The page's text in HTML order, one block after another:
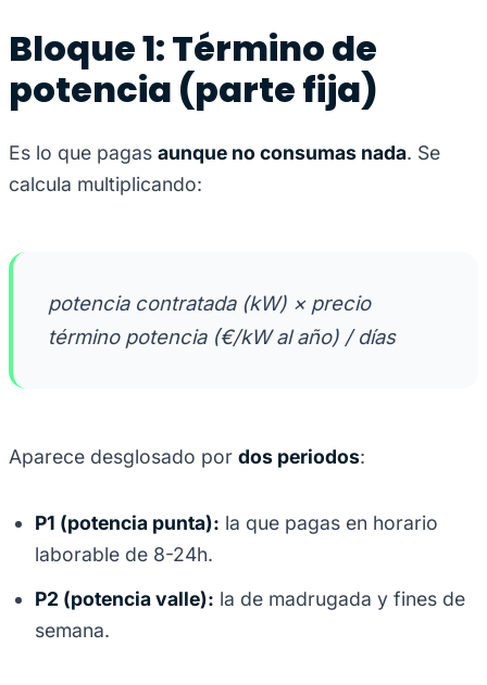
Bloque 1: Término de
potencia (parte fija)
Es lo que pagas aunque no consumas nada. Se
calcula multiplicando:
potencia contratada (kW) × precio
término potencia (€/kW al año) / días
Aparece desglosado por dos periodos:
P1 (potencia punta): la que pagas en horario
laborable de 8-24h.
P2 (potencia valle): la de madrugada y fines de
semana.